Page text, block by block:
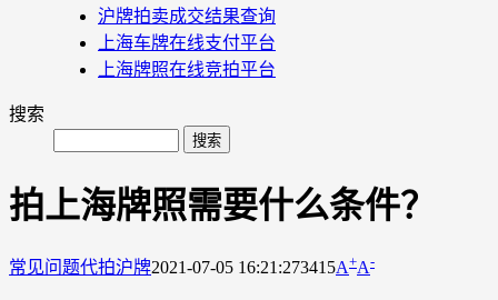
沪牌拍卖成交结果查询
上海车牌在线支付平台
上海牌照在线竞拍平台
搜索
拍上海牌照需要什么条件？
常见问题代拍沪牌2021-07-05 16:21:273415A+A-